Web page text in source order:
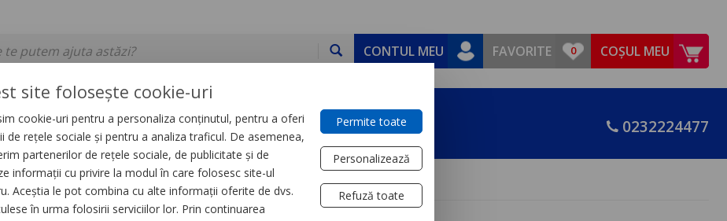
CONTUL MEU FAVORITE COȘUL MEU
DE STOC SERVICII DEVINO PARTENER CONTACT 0232224477
Surubelnite si clesti
site folosește cookie-uri
cookie-uri pentru a personaliza conținutul, pentru a oferi
de rețele sociale și pentru a analiza traficul. De asemenea,
partenerilor de rețele sociale, de publicitate și de
informații cu privire la modul în care folosesc site-ul
Aceștia le pot combina cu alte informații oferite de dvs.
în urma folosirii serviciilor lor. Prin continuarea
Permite toate
Personalizează
Refuză toate